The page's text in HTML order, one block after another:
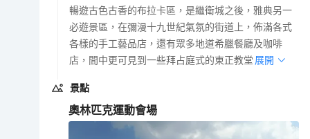
暢遊古色古香的布拉卡區，是繼衛城之後，雅典另一
必遊景區，在彌漫十九世紀氣氛的街道上，佈滿各式
各樣的手工藝品店，還有眾多地道希臘餐廳及咖啡
店，間中更可見到一些拜占庭式的東正教堂。展開
景點
奧林匹克運動會場